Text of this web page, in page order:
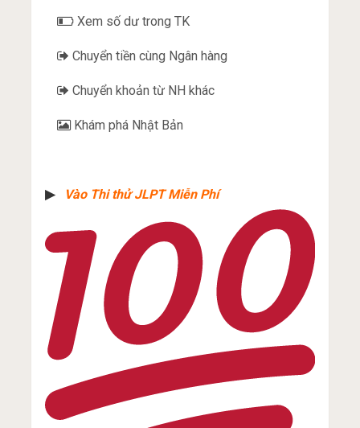
Xem số dư trong TK
Chuyển tiền cùng Ngân hàng
Chuyển khoản từ NH khác
Khám phá Nhật Bản
▶︎ Vào Thi thử JLPT Miễn Phí